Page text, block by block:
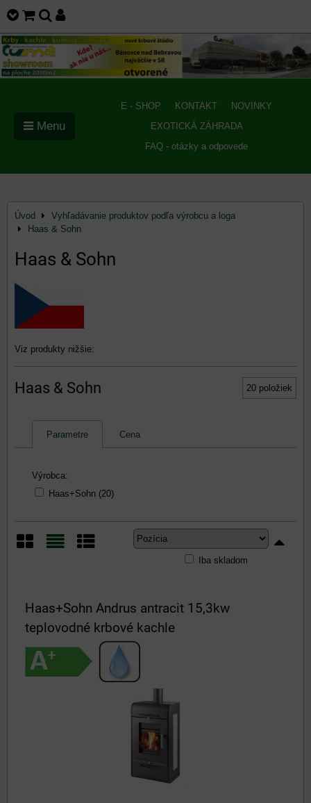
E - SHOP KONTAKT
NOVINKY
EXOTICKÁ ZÁHRADA
FAQ - otázky a odpovede
Menu
Úvod
Vyhľadávanie produktov podľa výrobcu a loga
Haas & Sohn
Haas & Sohn
Viz produkty nižšie:
Haas & Sohn 20 položiek
Parametre Cena
Výrobca:
Haas+Sohn (20)
Iba skladom
Haas+Sohn Andrus antracit 15,3kw
teplovodné krbové kachle